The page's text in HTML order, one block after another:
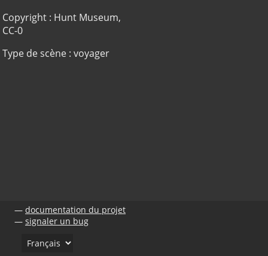
Copyright : Hunt Museum,
CC-0
Type de scène : voyager
documentation du projet
signaler un bug